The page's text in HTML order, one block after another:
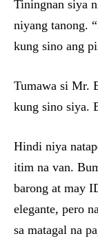
Tiningnan siya
niyang tanong.
kung sino ang
Tumawa si Mr.
kung sino siya.
Hindi niya
itim na van.
barong at may
elegante, pero
sa matagal na